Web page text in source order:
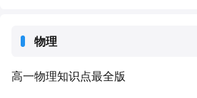
物理
高一物理知识点最全版